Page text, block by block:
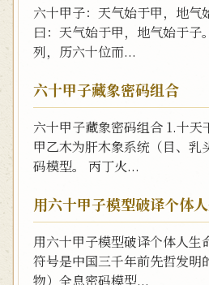
六十甲子：天气始于甲，地气
曰：天气始于甲，地气始于子
列，历六十位而...
六十甲子藏象密码组合
六十甲子藏象密码组合 1.十天
甲乙木为肝木象系统（目、乳
码模型。 丙丁火...
用六十甲子模型破译个体
用六十甲子模型破译个体人生
符号是中国三千年前先哲发明
物）全息密码模型...